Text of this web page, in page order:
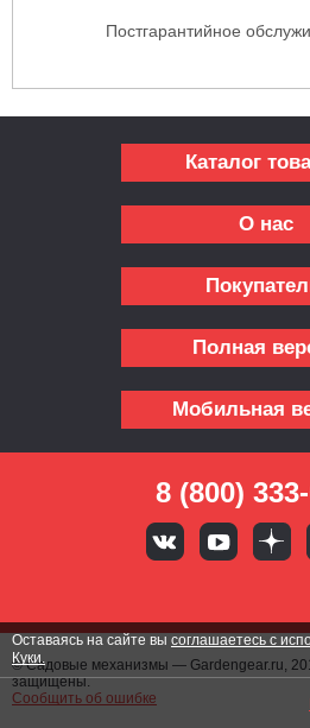
Постгарантийное
Каталог
О нас
Полная
Мобильная
8 (800)
© Садовые механизмы — Gardengear.ru,
защищены.
Сообщить об ошибке
Оставаясь на сайте вы соглашаетесь с
Куки.